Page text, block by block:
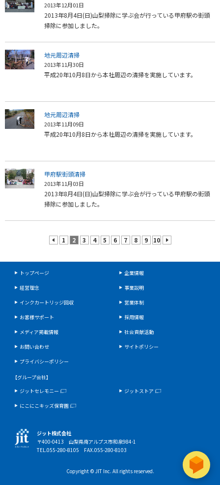
2013年12月01日
2013年8月4日(日)山梨掃除に学ぶ会が行っている甲府駅の街頭
掃除に参加しました。
地元周辺清掃
2013年11月30日
平成20年10月8日から本社周辺の清掃を実施しています。
地元周辺清掃
2013年11月09日
平成20年10月8日から本社周辺の清掃を実施しています。
甲府駅街頭清掃
2013年11月03日
2013年8月4日(日)山梨掃除に学ぶ会が行っている甲府駅の街頭
掃除に参加しました。
1 2 3 4 5 6 7 8 9
10
トップページ
企業情報
経営理念
事業説明
インクカートリッジ回収
営業体制
お客様サポート
採用情報
メディア掲載情報
社会貢献活動
お問い合わせ
サイトポリシー
プライバシーポリシー
【グループ会社】
ジットセレモニー
ジットストア
にこにこキッズ保育園
ジット株式会社
〒400-0413 山梨県南アルプス市和泉984-1
TEL.055-280-8105 FAX.055-280-8103
Copyright © JIT Inc. All rights reserved.